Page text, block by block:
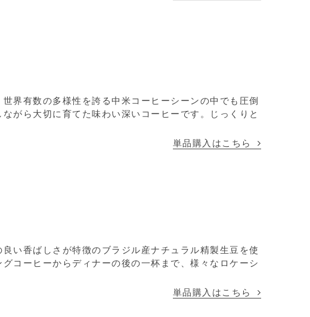
界有数の多様性を誇る中米コーヒーシーンの中でも圧倒
がら大切に育てた味わい深いコーヒーです。じっくりと
単品購入はこちら
い香ばしさが特徴のブラジル産ナチュラル精製生豆を使
コーヒーからディナーの後の一杯まで、様々なロケーシ
単品購入はこちら